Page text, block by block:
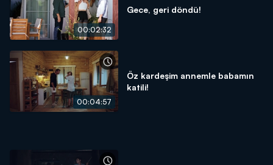
00:02:32
Gece, geri döndü!
00:04:57
Öz kardeşim annemle babamın
katili!